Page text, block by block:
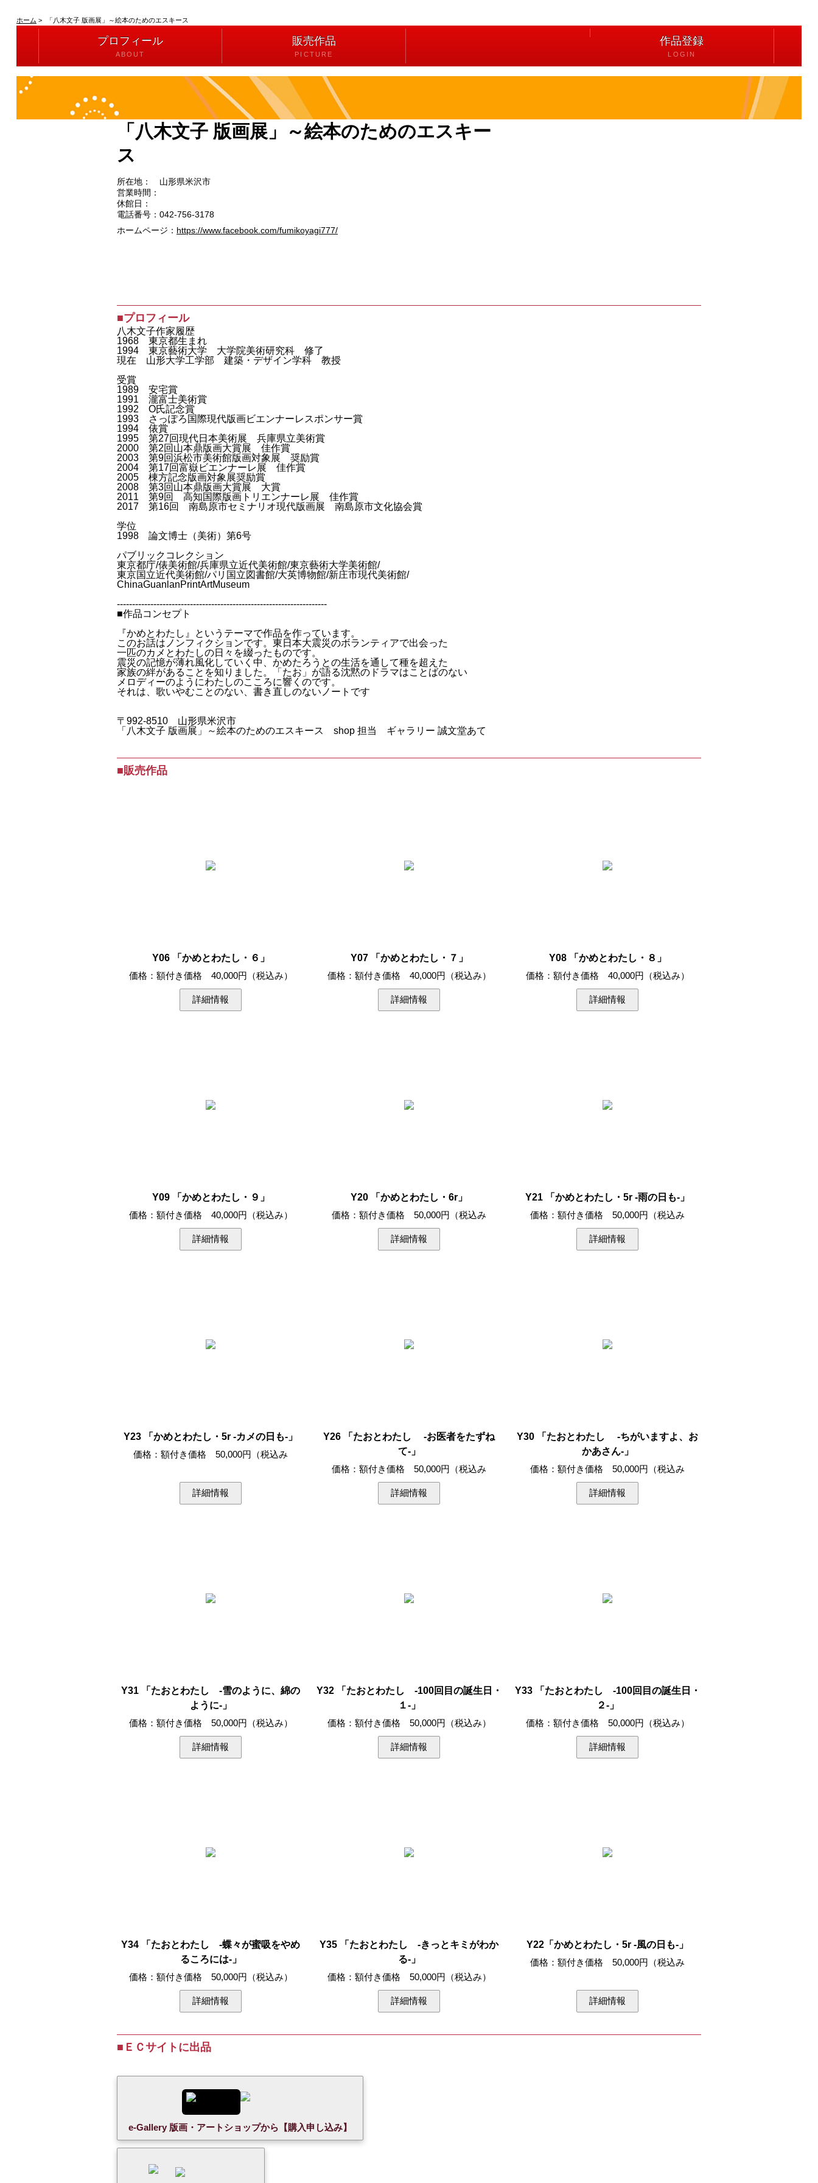
ホーム > 「八木文子 版画展」～絵本のためのエスキース
プロフィール
ABOUT
販売作品
PICTURE
作品登録
LOGIN
「八木文子 版画展」～絵本のためのエスキー
ス
所在地：
山形県米沢市
営業時間：
休館日：
電話番号： 042-756-3178
ホームページ： https://www.facebook.com/fumikoyagi777/
■プロフィール
八木文子作家履歴
1968 東京都生まれ
1994 東京藝術大学 大学院美術研究科 修了
現在 山形大学工学部 建築・デザイン学科 教授
受賞
1989 安宅賞
1991 瀧富士美術賞
1992 O氏記念賞
1993 さっぽろ国際現代版画ビエンナーレスポンサー賞
1994 俵賞
1995 第27回現代日本美術展 兵庫県立美術賞
2000 第2回山本鼎版画大賞展 佳作賞
2003 第9回浜松市美術館版画対象展 奨励賞
2004 第17回富嶽ビエンナーレ展 佳作賞
2005 棟方記念版画対象展奨励賞
2008 第3回山本鼎版画大賞展 大賞
2011 第9回 高知国際版画トリエンナーレ展 佳作賞
2017 第16回 南島原市セミナリオ現代版画展 南島原市文化協会賞
学位
1998 論文博士（美術）第6号
パブリックコレクション
東京都庁/俵美術館/兵庫県立近代美術館/東京藝術大学美術館/
東京国立近代美術館/パリ国立図書館/大英博物館/新庄市現代美術館/
ChinaGuanlanPrintArtMuseum
---------------------------------------------------------------------
■作品コンセプト
『かめとわたし』というテーマで作品を作っています。
このお話はノンフィクションです。東日本大震災のボランティアで出会った
一匹のカメとわたしの日々を綴ったものです。
震災の記憶が薄れ風化していく中、かめたろうとの生活を通して種を超えた
家族の絆があることを知りました。「たお」が語る沈黙のドラマはことばのない
メロディーのようにわたしのこころに響くのです。
それは、歌いやむことのない、書き直しのないノートです
〒992-8510 山形県米沢市
「八木文子 版画展」～絵本のためのエスキース shop 担当 ギャラリー 誠文堂あて
■販売作品
Y06 「かめとわたし・６」
価格：額付き価格 40,000円（税込み）
詳細情報
Y07 「かめとわたし・７」
価格：額付き価格 40,000円（税込み）
詳細情報
Y08 「かめとわたし・８」
価格：額付き価格 40,000円（税込み）
詳細情報
Y09 「かめとわたし・９」
価格：額付き価格 40,000円（税込み）
詳細情報
Y20 「かめとわたし・6r」
価格：額付き価格 50,000円（税込み
詳細情報
Y21 「かめとわたし・5r -雨の日も-」
価格：額付き価格 50,000円（税込み
詳細情報
Y23 「かめとわたし・5r -カメの日も-」
価格：額付き価格 50,000円（税込み
詳細情報
Y26 「たおとわたし -お医者をたずね
て-」
価格：額付き価格 50,000円（税込み
詳細情報
Y30 「たおとわたし -ちがいますよ、お
かあさん-」
価格：額付き価格 50,000円（税込み
詳細情報
Y31 「たおとわたし -雪のように、綿の
ように-」
価格：額付き価格 50,000円（税込み）
詳細情報
Y32 「たおとわたし -100回目の誕生日・
１-」
価格：額付き価格 50,000円（税込み）
詳細情報
Y33 「たおとわたし -100回目の誕生日・
２-」
価格：額付き価格 50,000円（税込み）
詳細情報
Y34 「たおとわたし -蝶々が蜜吸をやめ
るころには-」
価格：額付き価格 50,000円（税込み）
詳細情報
Y35 「たおとわたし -きっとキミがわか
る-」
価格：額付き価格 50,000円（税込み）
詳細情報
Y22「かめとわたし・5r -風の日も-」
価格：額付き価格 50,000円（税込み
詳細情報
■ＥＣサイトに出品
e-Gallery 版画・アートショップから【購入申し込み】